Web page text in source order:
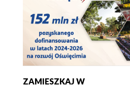
ZAMIESZKAJ W